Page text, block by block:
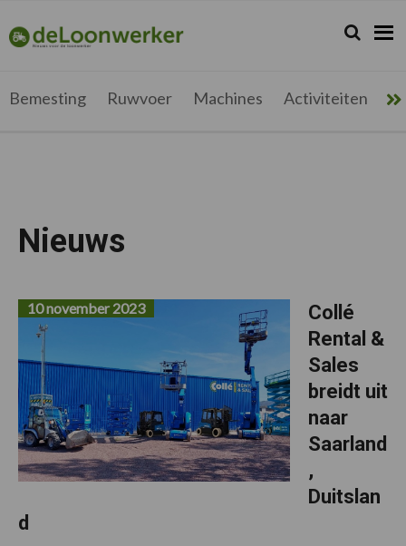
de
hoofdnavigatie
de
hoofd
de
voettekst
deloonwerker.be Zoeken...
Zoek
Bemesting Ruwvoer Machines Activiteiten
Nieuws
Collé
Rental &
Sales
breidt uit
naar
Saarland
,
Duitslan
d
10 november 2023